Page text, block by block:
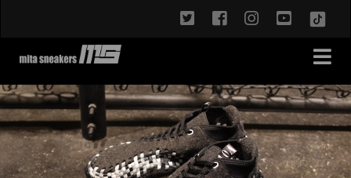
twitterfacebookinstagram